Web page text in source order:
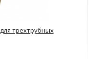
трехтрубных